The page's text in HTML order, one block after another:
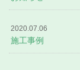
2020.07.06
施工事例